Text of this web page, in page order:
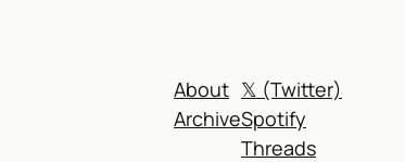
About
Archive
𝕏 (Twitter)
Spotify
Threads